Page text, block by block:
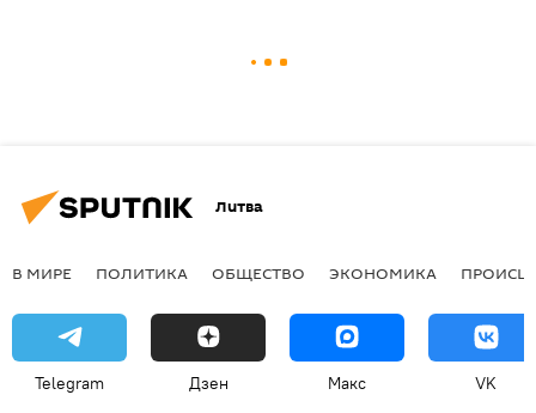
Литва
В МИРЕ ПОЛИТИКА ОБЩЕСТВО ЭКОНОМИКА
Telegram Дзен Макс VK